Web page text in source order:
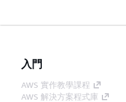
入門
AWS 實作教學課程
AWS 解決方案程式庫